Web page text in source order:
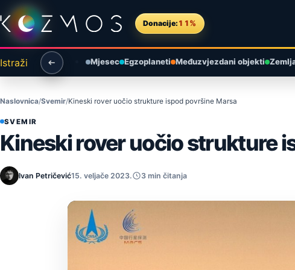
Preskoči na sadržaj
Donacije: 11%
Istraži Mjesec Egzoplaneti Međuzvjezdani objekti
Naslovnica Svemir Kineski rover uočio strukture ispod površine Marsa
SVEMIR
Kineski rover uočio strukture
Ivan Petričević15. veljače 2023. 3 min čitanja